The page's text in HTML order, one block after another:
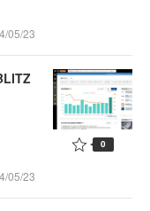
05/23
05/23
0